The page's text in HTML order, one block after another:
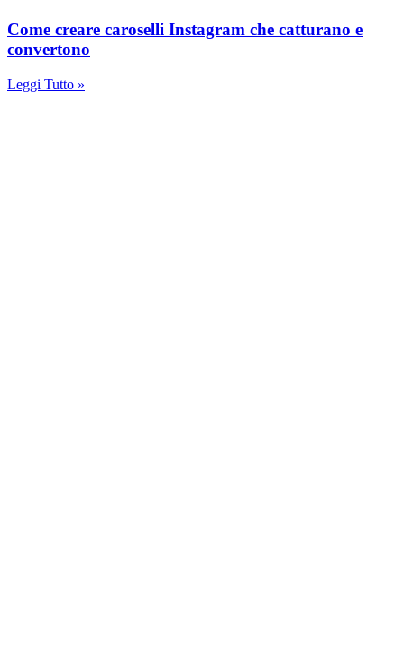
Come creare caroselli Instagram che catturano e
convertono
Leggi Tutto »